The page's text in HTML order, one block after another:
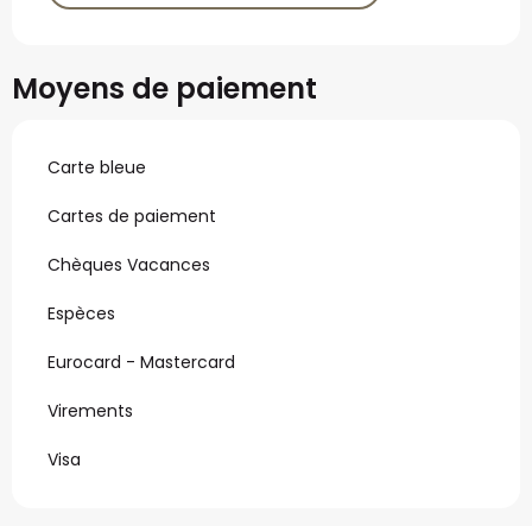
Moyens de paiement
Carte bleue
Cartes de paiement
Chèques Vacances
Espèces
Eurocard - Mastercard
Virements
Visa